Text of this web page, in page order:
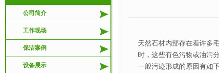
公司简介
工作现场
保洁案例
设备展示
天然石材内部存在着许多
时，这些有色污物或油污
一般污迹形成的原因有如